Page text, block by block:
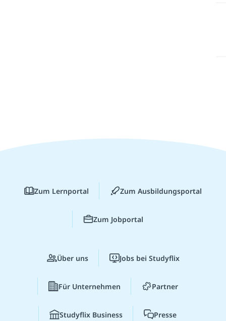
Zum Lernportal Zum Ausbildungsportal
Zum Jobportal
Über uns Jobs bei Studyflix
Für Unternehmen Partner
Studyflix Business Presse